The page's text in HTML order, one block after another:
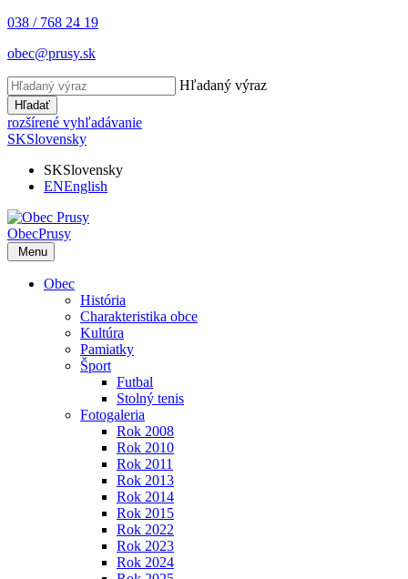
038 / 768 24 19
obec@prusy.sk
Hľadaný výraz
Hľadať
rozšírené vyhľadávanie
SKSlovensky
SKSlovensky
ENEnglish
ObecPrusy
Menu
Obec
História
Charakteristika obce
Kultúra
Pamiatky
Šport
Futbal
Stolný tenis
Fotogaleria
Rok 2008
Rok 2010
Rok 2011
Rok 2013
Rok 2014
Rok 2015
Rok 2022
Rok 2023
Rok 2024